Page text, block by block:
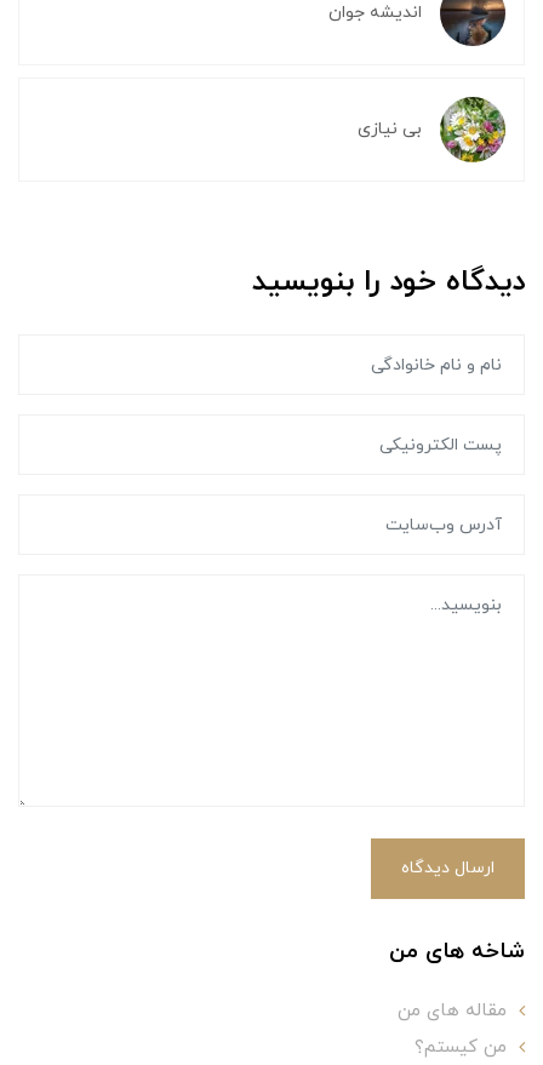
اندیشه جوان
بی نیازی
دیدگاه خود را بنویسید
ارسال دیدگاه
شاخه های من
مقاله های من
من کیستم؟